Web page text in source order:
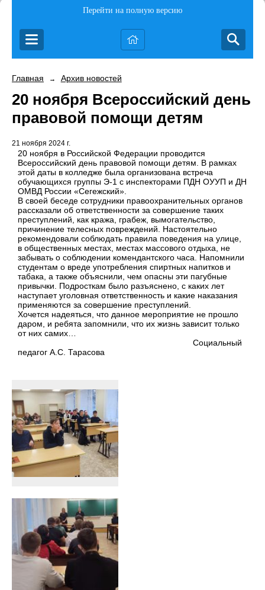
Перейти на полную версию
Главная → Архив новостей
20 ноября Всероссийский день
правовой помощи детям
21 ноября 2024 г.
20 ноября в Российской Федерации проводится
Всероссийский день правовой помощи детям. В рамках
этой даты в колледже была организована встреча
обучающихся группы Э-1 с инспекторами ПДН ОУУП и ДН
ОМВД России «Сегежский».
В своей беседе сотрудники правоохранительных органов
рассказали об ответственности за совершение таких
преступлений, как кража, грабеж, вымогательство,
причинение телесных повреждений. Настоятельно
рекомендовали соблюдать правила поведения на улице,
в общественных местах, местах массового отдыха, не
забывать о соблюдении комендантского часа. Напомнили
студентам о вреде употребления спиртных напитков и
табака, а также объяснили, чем опасны эти пагубные
привычки. Подросткам было разъяснено, с каких лет
наступает уголовная ответственность и какие наказания
применяются за совершение преступлений.
Хочется надеяться, что данное мероприятие не прошло
даром, и ребята запомнили, что их жизнь зависит только
от них самих…
Социальный
педагог А.С. Тарасова